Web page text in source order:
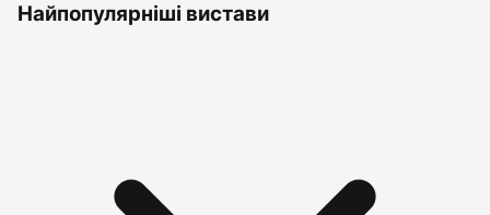
Найпопулярніші вистави